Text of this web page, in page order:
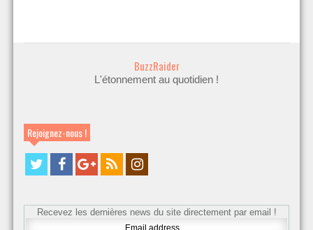
BuzzRaider
L'étonnement au quotidien !
Rejoignez-nous !
Recevez les dernières news du site directement par email !